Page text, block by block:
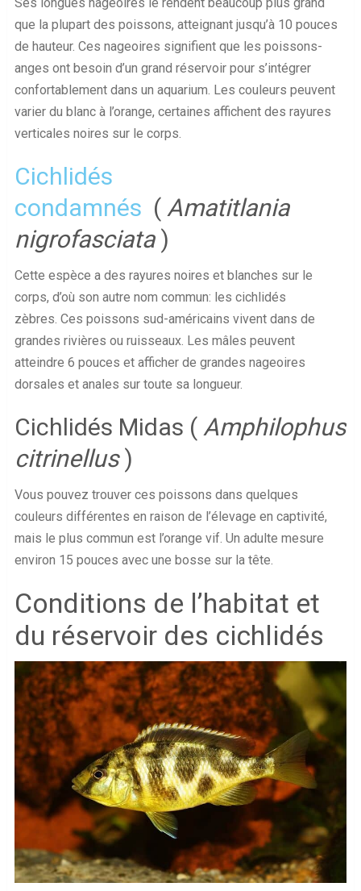
Ses longues nageoires le rendent beaucoup plus grand
que la plupart des poissons, atteignant jusqu’à 10 pouces
de hauteur. Ces nageoires signifient que les poissons-
anges ont besoin d’un grand réservoir pour s’intégrer
confortablement dans un aquarium. Les couleurs peuvent
varier du blanc à l’orange, certaines affichent des rayures
verticales noires sur le corps.
Cichlidés
condamnés ( Amatitlania
nigrofasciata)
Cette espèce a des rayures noires et blanches sur le
corps, d’où son autre nom commun: les cichlidés
zèbres. Ces poissons sud-américains vivent dans de
grandes rivières ou ruisseaux. Les mâles peuvent
atteindre 6 pouces et afficher de grandes nageoires
dorsales et anales sur toute sa longueur.
Cichlidés Midas ( Amphilophus
citrinellus)
Vous pouvez trouver ces poissons dans quelques
couleurs différentes en raison de l’élevage en captivité,
mais le plus commun est l’orange vif. Un adulte mesure
environ 15 pouces avec une bosse sur la tête.
Conditions de l’habitat et
du réservoir des cichlidés